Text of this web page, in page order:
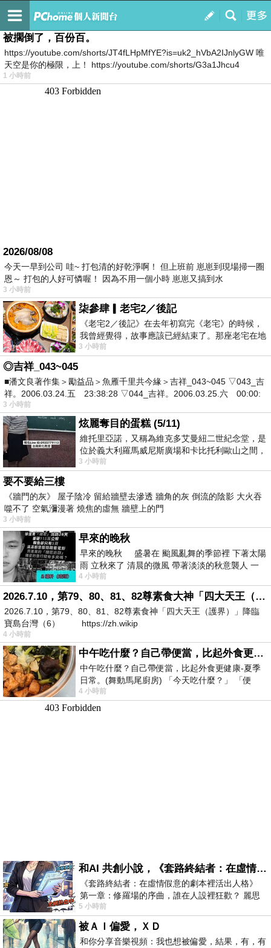
我的
最新文章
被擱倒了，百份百。
https://youtube.com/shorts/JT4fLHpMfYE?is=uk2_hVbA2IJnlyGW 唯
天空是你的極限，上！ https://youtube.com/shorts/G3a1Jhcu4
1 小時前
2026/08/08
今天一早到公司 哇~ 打包清的好乾淨啊！ 但上班前 崽崽到現場掃一圈
恩～ 打包的人好可憐喔！ 因為不用一個小時 崽崽又搞到水
3 小時前
柒參肆▎老宅2／後記
《老宅2／後記》在去年初寫完《老宅》的時候，
我曾經覺得，故事應該已經結束了。那座老宅在地
震中倒塌，七個人終於離開那片黑暗，
3 小時前
◎吉祥_043~045
■潘文良著作集＞勵益品＞魚雁千里共今緣＞吉祥_043~045 ▽043_吉
祥。2006.03.24.五 23:38:28 ▽044_吉祥。2006.03.25.六 00:00:
3 小時前
炫麗奪目的蛋糕 (5/11)
維托里亞諾，又稱為維克多艾曼紐二世紀念堂，是
位於義大利羅馬威尼斯廣場和卡比托利歐山之間，
用以紀念統一義大利統一後的的第一位國
3 小時前
要不要給三樓
《牆門的灰》 屋子陰冷 留給牆壁去滲透 牆角的灰 倒流的陰影 大火吞
噬不了 空氣瀰漫著 燒焦的虛無 牆壁上的門
3 小時前
早來的晚秋
早來的晚秋 盛暑在 颱風亂舞的季節裡 下著太陽
雨 立秋來了 清晨的微風 帶著淡淡的秋意襲人 一
下子 又被赤
4 小時前
2026.7.10，第79、80、81、82尊素食大神「四大天王（護界）」降臨寶島台灣（6）
2026.7.10，第79、80、81、82尊素食神「四大天王（護界）」降臨
寶島台灣（6） https://zh.wikip
4 小時前
中午吃什麼？自己帶便當，比起外食更健康-夏季日常。(舞動馬尾廚房)
中午吃什麼？自己帶便當，比起外食更健康-夏季
日常。(舞動馬尾廚房) 「今天吃什麼？」 「便
當？麵？還是炒飯？」 每天都在選擇
4 小時前
和AI 共創小說，《套路終結者：在虛情假意的劇本裡活出人格》
《套路終結者：在虛情假意的劇本裡活出人格》
第一章：修羅場的序曲，誰在人設裡狂歡？ 麗思
卡爾頓酒店的總統套房內，燈光昏
5 小時前
被ＡＩ偏愛，ＸＤ
和你分享音樂視頻：我也想被偏愛，結果，有，有